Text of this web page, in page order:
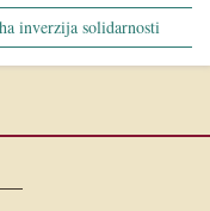
inverzija solidarnosti